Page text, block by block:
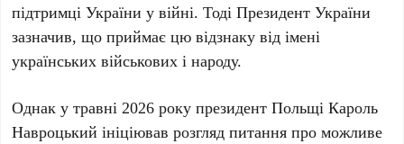
підтримці України у війні. Тоді Президент України
зазначив, що приймає цю відзнаку від імені
українських військових і народу.
Однаку травні 2026 року президент Польщі Кароль
Навроцький ініціював розгляд питання про можливе